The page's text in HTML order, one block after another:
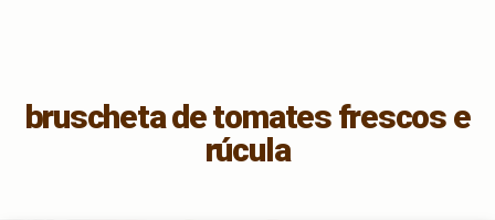
bruscheta de tomates frescos e
rúcula